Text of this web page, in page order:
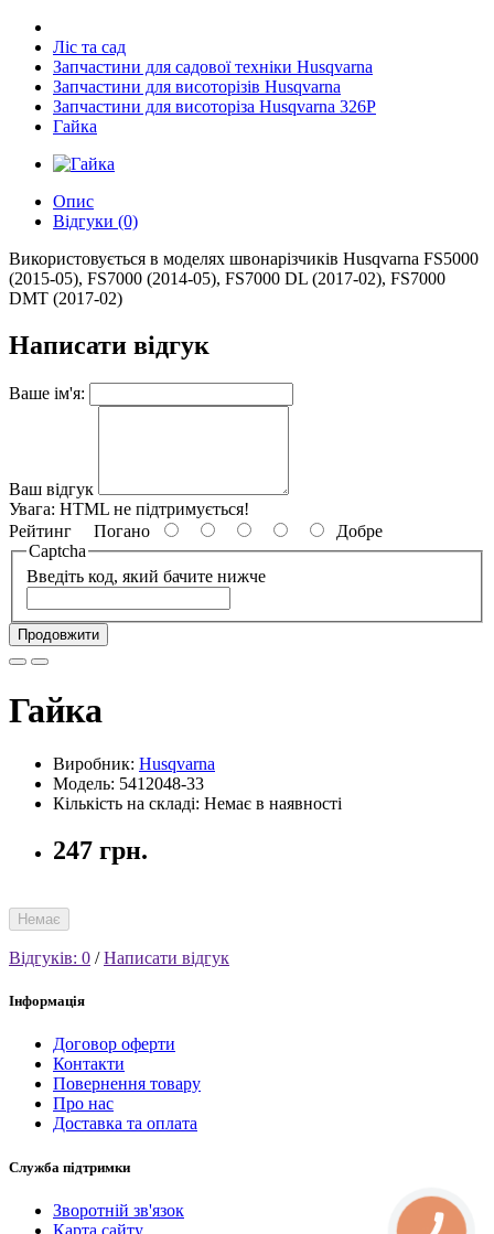
Ліс та сад
Запчастини для садової техніки Husqvarna
Запчастини для висоторізів Husqvarna
Запчастини для висоторіза Husqvarna 326P
Гайка
Опис
Відгуки (0)
Використовується в моделях швонарізчиків Husqvarna FS5000
(2015-05), FS7000 (2014-05), FS7000 DL (2017-02), FS7000
DMT (2017-02)
Написати відгук
Ваше ім'я:
Ваш відгук
Увага: HTML не підтримується!
Рейтинг Погано
Добре
Captcha
Введіть код, який бачите нижче
Продовжити
Гайка
Виробник: Husqvarna
Модель: 5412048-33
Кількість на складі: Немає в наявності
247 грн.
Немає
Відгуків: 0 /Написати відгук
Інформація
Договор оферти
Контакти
Повернення товару
Про нас
Доставка та оплата
Служба підтримки
Зворотній зв'язок
Карта сайту
КНОПКА